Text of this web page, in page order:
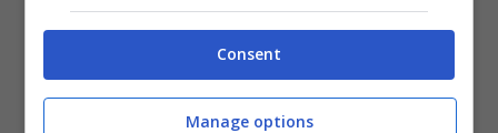
sentito, in particolar modo dalla cantante
Maria Bas, autrice delle liriche, e che da anni
si batte per la parità dei sessi.
Consent
Manage options